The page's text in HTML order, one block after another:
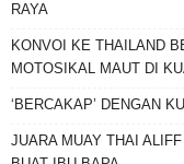
RAYA
KONVOI KE THAILAND
MOTOSIKAL MAUT DI
‘BERCAKAP’ DENGAN
JUARA MUAY THAI